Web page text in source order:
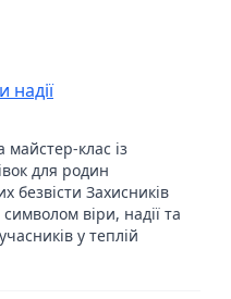
надії
майстер-клас із
для родин
безвісти Захисників
віри, надії та
у теплій